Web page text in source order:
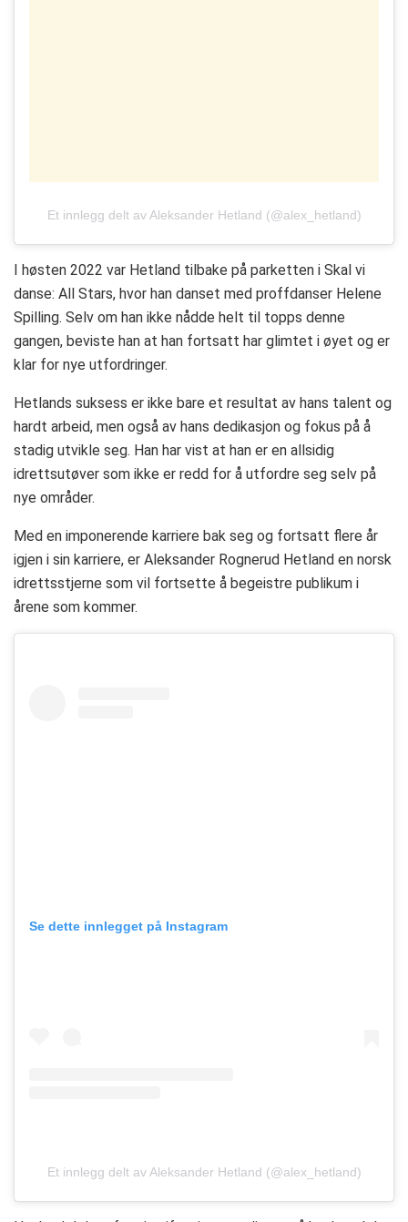
Et innlegg delt av Aleksander Hetland (@alex_hetland)
I høsten 2022 var Hetland tilbake på parketten i Skal vi
danse: All Stars, hvor han danset med proffdanser Helene
Spilling. Selv om han ikke nådde helt til topps denne
gangen, beviste han at han fortsatt har glimtet i øyet og er
klar for nye utfordringer.
Hetlands suksess er ikke bare et resultat av hans talent og
hardt arbeid, men også av hans dedikasjon og fokus på å
stadig utvikle seg. Han har vist at han er en allsidig
idrettsutøver som ikke er redd for å utfordre seg selv på
nye områder.
Med en imponerende karriere bak seg og fortsatt flere år
igjen i sin karriere, er Aleksander Rognerud Hetland en norsk
idrettsstjerne som vil fortsette å begeistre publikum i
årene som kommer.
Se dette innlegget på Instagram
Et innlegg delt av Aleksander Hetland (@alex_hetland)